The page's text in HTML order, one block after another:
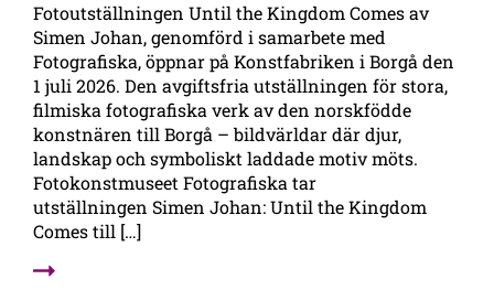
Fotoutställningen Until the Kingdom Comes av
Simen Johan, genomförd i samarbete med
Fotografiska, öppnar på Konstfabriken i Borgå den
1 juli 2026. Den avgiftsfria utställningen för stora,
filmiska fotografiska verk av den norskfödde
konstnären till Borgå – bildvärldar där djur,
landskap och symboliskt laddade motiv möts.
Fotokonstmuseet Fotografiska tar
utställningen Simen Johan: Until the Kingdom
Comes till […]